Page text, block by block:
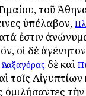
τοῦ
ὑπέλαβον,
ἐστιν
οἱ δὲ
Ἀναξαγόρας δὲ καὶ
τοῖς Αἰγυπτίων